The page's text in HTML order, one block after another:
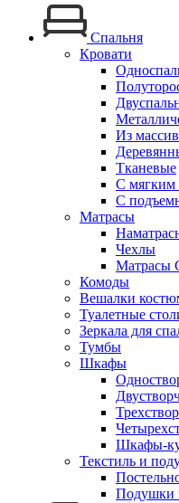
Спальня
Кровати
Из
Тканевые
С мягким
С
Матрасы
Чехлы
Матрасы
Комоды
Вешалки
Туалетные
Зеркала для
Тумбы
Шкафы
Шкафы-
Текстиль и
Подушки